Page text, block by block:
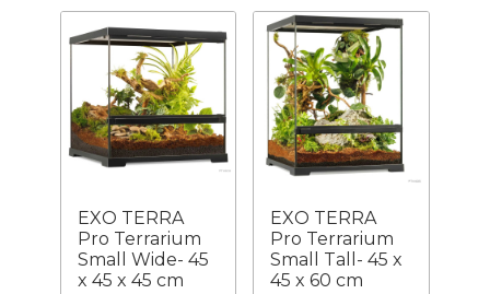
EXO TERRA
Pro Terrarium
Small Wide- 45
x 45 x 45 cm
EXO TERRA
Pro Terrarium
Small Tall- 45 x
45 x 60 cm